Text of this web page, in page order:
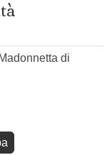
Madonnetta di